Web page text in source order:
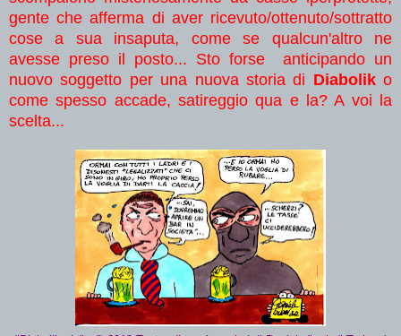
gente che afferma di aver ricevuto/ottenuto/sottratto
cose a sua insaputa, come se qualcun'altro ne
avesse preso il posto... Sto forse anticipando un
nuovo soggetto per una nuova storia di Diaboliko
come spesso accade, satireggio qua e la? A voi la
scelta...